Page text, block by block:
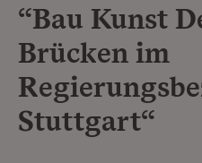
“Bau Kunst
Brücken im
Stuttgart“